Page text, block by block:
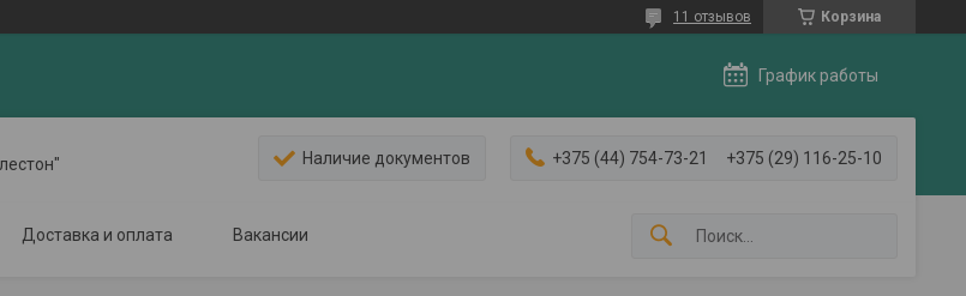
Корзина
11 отзывов
График работы
Наличие документов +375 (44) 754-73-21 +375 (29) 116-25-10
Доставка и оплата Вакансии